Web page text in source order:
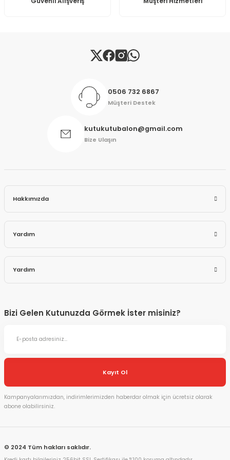
Gönder
0506 732 6867
Müşteri Destek
kutukutubalon@gmail.com
Bize Ulaşın
Hakkımızda
Yardım
Yardım
Bizi Gelen Kutunuzda Görmek İster misiniz?
Kayıt Ol
Kampanyalarımızdan, indirimlerimizden haberdar olmak için ücretsiz olarak
abone olabilirsiniz.
© 2024 Tüm hakları saklıdır.